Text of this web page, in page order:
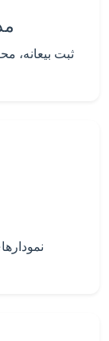
ثبت بیعانه،